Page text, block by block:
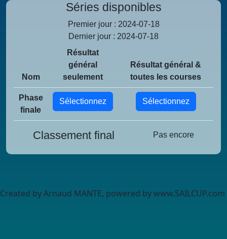
Séries disponibles
Premier jour : 2024-07-18
Dernier jour : 2024-07-18
Nom
Résultat
général
seulement
Résultat général &
toutes les courses
Phase
finale
Sélectionnez Sélectionnez
Classement final Pas encore
Created by Arnaud MANTE, powered by www.SAILCUP.com